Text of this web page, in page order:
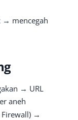
→ mencegah
→ URL
aneh
Firewall) →